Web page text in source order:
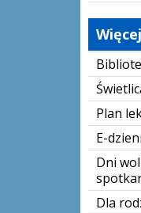
Więcej
Plan
E-
Dni
Dla